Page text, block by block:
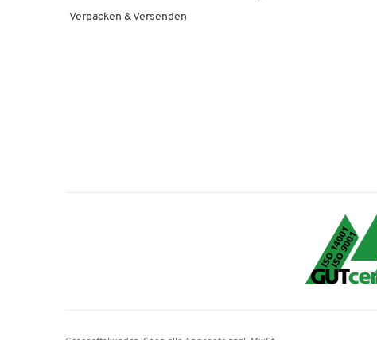
Verpacken & Versenden